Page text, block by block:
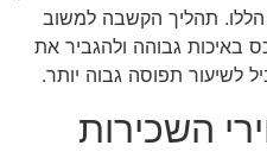
הללו. תהליך הקשבה למשוב
באיכות גבוהה ולהגביר את
לשיעור תפוסה גבוה יותר.
השכירות